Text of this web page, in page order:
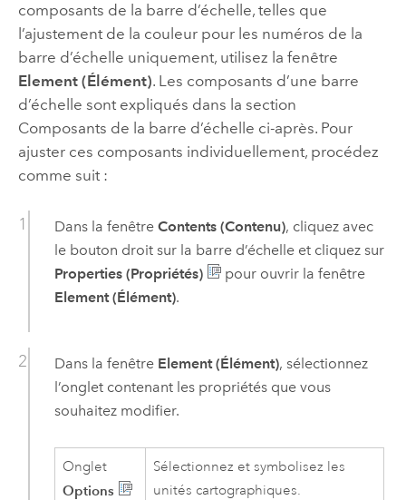
composants de la barre d’échelle, telles que
l’ajustement de la couleur pour les numéros de la
barre d’échelle uniquement, utilisez la fenêtre
Element (Élément). Les composants d’une barre
d’échelle sont expliqués dans la section
Composants de la barre d’échelle ci-après. Pour
ajuster ces composants individuellement, procédez
comme suit :
Dans la fenêtre Contents (Contenu), cliquez avec
le bouton droit sur la barre d’échelle et cliquez sur
Properties (Propriétés)
pour ouvrir la fenêtre
Element (Élément).
Dans la fenêtre Element (Élément), sélectionnez
l’onglet contenant les propriétés que vous
souhaitez modifier.
Onglet
Options
Sélectionnez et symbolisez les
unités cartographiques.